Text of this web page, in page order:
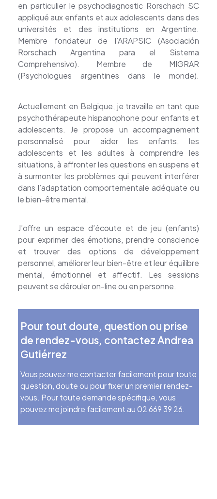
en particulier le psychodiagnostic Rorschach SC
appliqué aux enfants et aux adolescents dans des
universités et des institutions en Argentine.
Membre fondateur de l’ARAPSIC (Asociación
Rorschach Argentina para el Sistema
Comprehensivo). Membre de MIGRAR
(Psychologues argentines dans le monde).
Actuellement en Belgique, je travaille en tant que
psychothérapeute hispanophone pour enfants et
adolescents. Je propose un accompagnement
personnalisé pour aider les enfants, les
adolescents et les adultes à comprendre les
situations, à affronter les questions en suspens et
à surmonter les problèmes qui peuvent interférer
dans l’adaptation comportementale adéquate ou
le bien-être mental.
J’offre un espace d’écoute et de jeu (enfants)
pour exprimer des émotions, prendre conscience
et trouver des options de développement
personnel, améliorer leur bien-être et leur équilibre
mental, émotionnel et affectif. Les sessions
peuvent se dérouler on-line ou en personne.
Pour tout doute, question ou prise
de rendez-vous, contactez Andrea
Gutiérrez
Vous pouvez me contacter facilement pour toute
question, doute ou pour fixer un premier rendez-
vous. Pour toute demande spécifique, vous
pouvez me joindre facilement au 02 669 39 26.